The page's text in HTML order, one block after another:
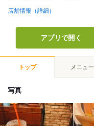
店舗情報（詳細）
アプリで開く
トップ メニュー
写真